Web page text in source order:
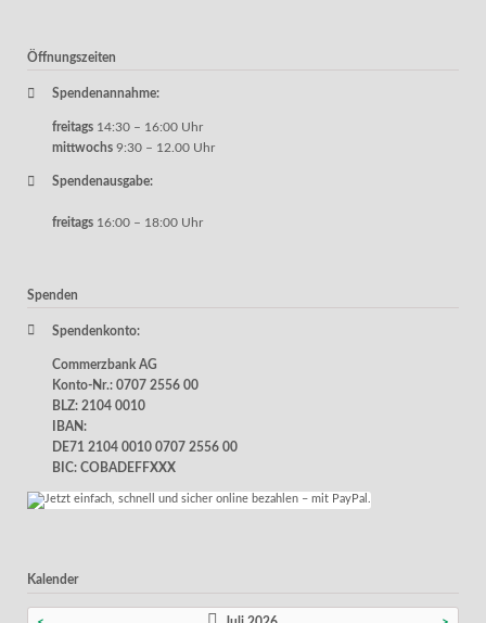
Öffnungszeiten
Spendenannahme:
freitags 14:30 – 16:00 Uhr
mittwochs 9:30 – 12.00 Uhr
Spendenausgabe:
freitags 16:00 – 18:00 Uhr
Spenden
Spendenkonto:
Commerzbank AG
Konto-Nr.: 0707 2556 00
BLZ: 2104 0010
IBAN:
DE71 2104 0010 0707 2556 00
BIC: COBADEFFXXX
Kalender